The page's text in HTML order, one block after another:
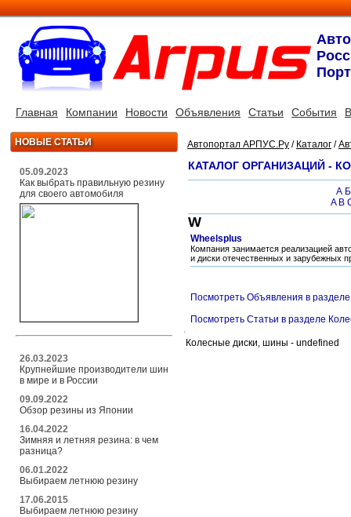
Главная Компании Новости Объявления Статьи События
НОВЫЕ СТАТЬИ
05.09.2023
Как выбрать правильную резину
для своего автомобиля
26.03.2023
Крупнейшие производители шин
в мире и в России
09.09.2022
Обзор резины из Японии
16.04.2022
Зимняя и летняя резина: в чем
разница?
06.01.2022
Выбираем летнюю резину
17.06.2015
Выбираем летнюю резину
Автопортал АРПУС.Ру / Каталог /
КАТАЛОГ ОРГАНИЗАЦИЙ -
А Б
A B
W
Wheelsplus
Компания занимается реализацией
и диски отечественных и зарубежных
Посмотреть Объявления в
Посмотреть Статьи в разделе
Колесные диски, шины - undefined